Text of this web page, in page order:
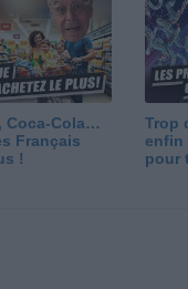
Coca-Cola…
Français
!
Trop
enfin
pour